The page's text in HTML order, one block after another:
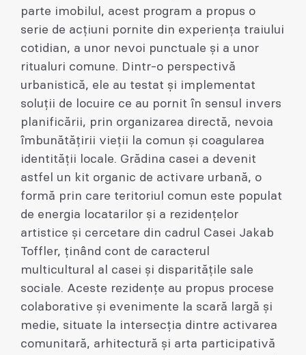
parte imobilul, acest program a propus o
serie de acțiuni pornite din experiența traiului
cotidian, a unor nevoi punctuale și a unor
ritualuri comune. Dintr-o perspectivă
urbanistică, ele au testat și implementat
soluții de locuire ce au pornit în sensul invers
planificării, prin organizarea directă, nevoia
îmbunătățirii vieții la comun și coagularea
identității locale. Grădina casei a devenit
astfel un kit organic de activare urbană, o
formă prin care teritoriul comun este populat
de energia locatarilor și a rezidențelor
artistice și cercetare din cadrul Casei Jakab
Toffler, ținând cont de caracterul
multicultural al casei și disparitățile sale
sociale. Aceste rezidențe au propus procese
colaborative și evenimente la scară largă și
medie, situate la intersecția dintre activarea
comunitară, arhitectură și arta participativă